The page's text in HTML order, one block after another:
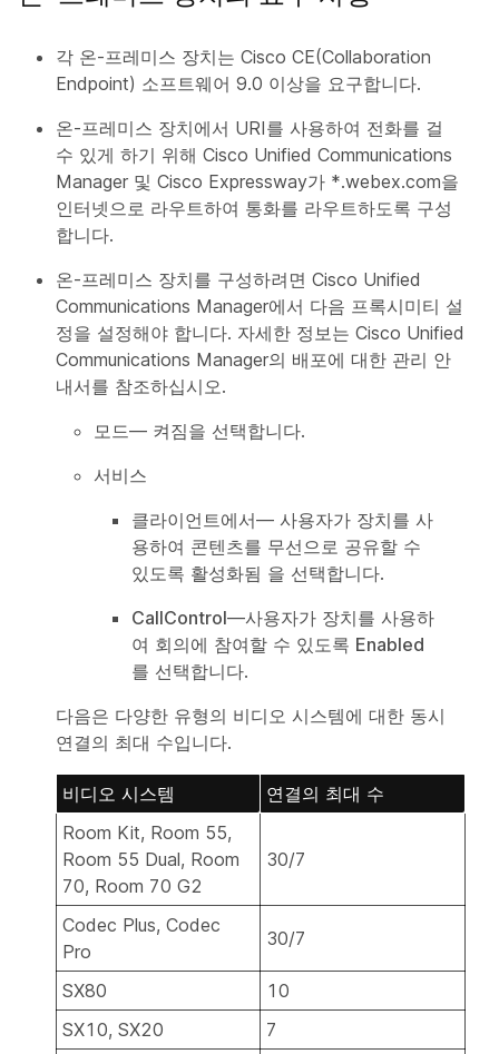
각 온-프레미스 장치는 Cisco CE(Collaboration
Endpoint) 소프트웨어 9.0 이상을 요구합니다.
온-프레미스 장치에서 URI를 사용하여 전화를 걸
수 있게 하기 위해 Cisco Unified Communications
Manager 및 Cisco Expressway가 *.webex.com을
인터넷으로 라우트하여 통화를 라우트하도록 구성
합니다.
온-프레미스 장치를 구성하려면 Cisco Unified
Communications Manager에서 다음 프록시미티 설
정을 설정해야 합니다. 자세한 정보는 Cisco Unified
Communications Manager의 배포에 대한 관리 안
내서를 참조하십시오.
모드— 켜짐을 선택합니다.
서비스
클라이언트에서— 사용자가 장치를 사
용하여 콘텐츠를 무선으로 공유할 수
있도록 활성화됨 을 선택합니다.
CallControl—사용자가 장치를 사용하
여 회의에 참여할 수 있도록 Enabled
를 선택합니다.
다음은 다양한 유형의 비디오 시스템에 대한 동시
연결의 최대 수입니다.
비디오 시스템
연결의 최대 수
Room Kit, Room 55,
Room 55 Dual, Room
70, Room 70 G2
30/7
Codec Plus, Codec
Pro
30/7
SX80
10
SX10, SX20
7